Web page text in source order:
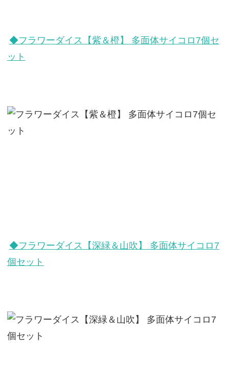
◆フラワーダイス【紫＆橙】 多面体サイコロ7個セ
ット
◆フラワーダイス【深緑＆山吹】 多面体サイコロ7
個セット